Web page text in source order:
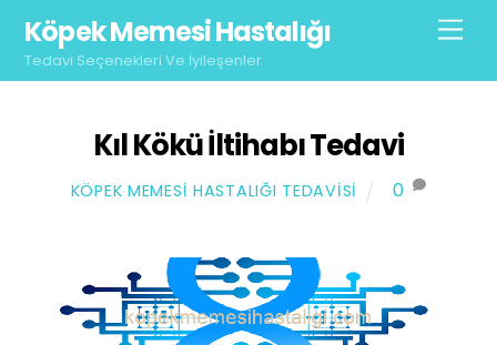
content
Köpek Memesi Hastalığı
Tedavi Seçenekleri Ve İyileşenler
Kıl Kökü İltihabı Tedavi
KÖPEK MEMESI HASTALIĞI TEDAVISI 0